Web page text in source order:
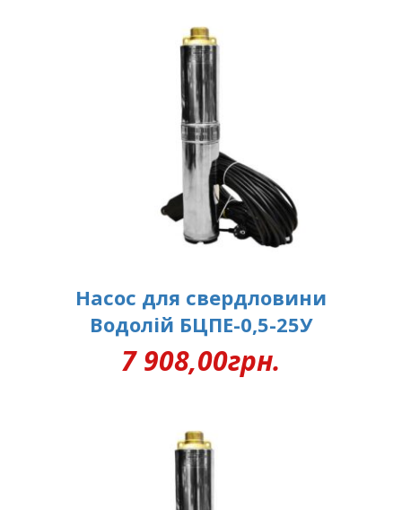
Насос для свердловини
Водолій БЦПЕ-0,5-25У
7 908,00грн.